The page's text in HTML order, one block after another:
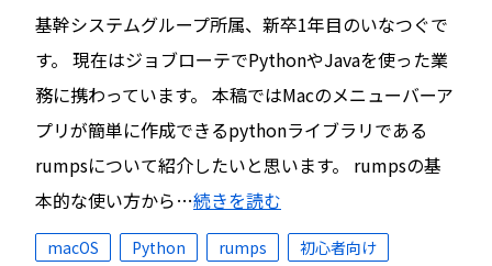
基幹システムグループ所属、新卒1年目のいなつぐで
す。 現在はジョブローテでPythonやJavaを使った業
務に携わっています。 本稿ではMacのメニューバーア
プリが簡単に作成できるpythonライブラリである
rumpsについて紹介したいと思います。 rumpsの基
本的な使い方から…続きを読む
macOS Python rumps 初心者向け